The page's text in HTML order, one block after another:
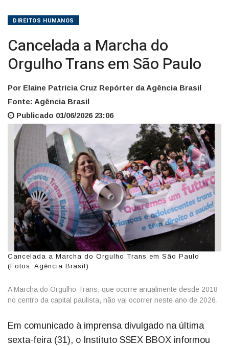
DIREITOS HUMANOS
Cancelada a Marcha do
Orgulho Trans em São Paulo
Por Elaine Patricia Cruz Repórter da Agência Brasil
Fonte: Agência Brasil
Publicado 01/06/2026 23:06
Cancelada a Marcha do Orgulho Trans em São Paulo
(Fotos: Agência Brasil)
A Marcha do Orgulho Trans, que ocorre anualmente desde 2018
no centro da capital paulista, não vai ocorrer neste ano de 2026.
Em comunicado à imprensa divulgado na última
sexta-feira (31), o Instituto SSEX BBOX informou